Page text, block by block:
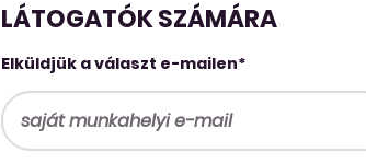
LÁTOGATÓK SZÁMÁRA
Elküldjük a választ e-mailen*